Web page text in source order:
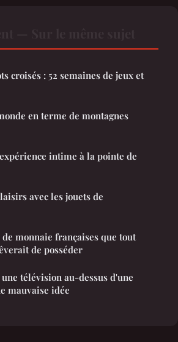
croisés : 52 semaines de jeux et
en terme de montagnes
intime à la pointe de
avec les jouets de
monnaie françaises que tout
de posséder
télévision au-dessus d'une
mauvaise idée